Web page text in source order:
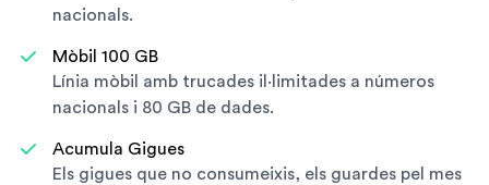
nacionals.
Mòbil 100 GB
Línia mòbil amb trucades il·limitades a números
nacionals i 80 GB de dades.
Acumula Gigues
Els gigues que no consumeixis, els guardes pel mes